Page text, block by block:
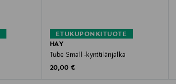
ETUKUPONKITUOTE
HAY
Tube Small -kynttilänjalka
Original Price
20,00 €